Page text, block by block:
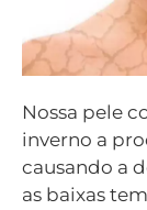
Nossa pele
inverno a
causando a
as baixas